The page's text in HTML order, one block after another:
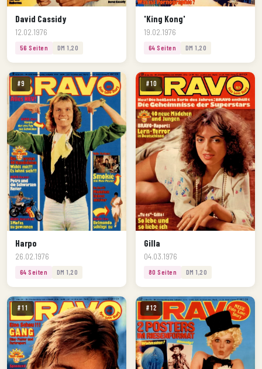
David Cassidy
12.02.1976
56 Seiten DM 1,20
'King Kong'
19.02.1976
64 Seiten DM 1,20
#9
Harpo
26.02.1976
64 Seiten DM 1,20
#10
Gilla
04.03.1976
80 Seiten DM 1,20
#11 #12